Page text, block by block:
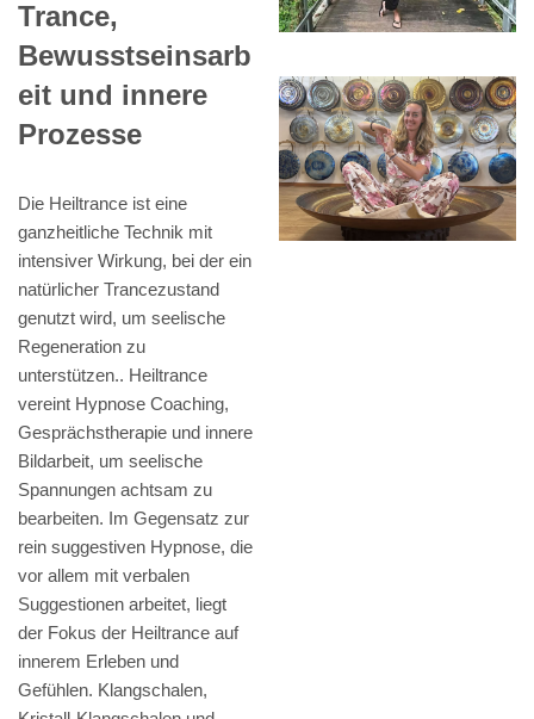
Trance,
Bewusstseinsarb
eit und innere
Prozesse
Die Heiltrance ist eine
ganzheitliche Technik mit
intensiver Wirkung, bei der ein
natürlicher Trancezustand
genutzt wird, um seelische
Regeneration zu
unterstützen.. Heiltrance
vereint Hypnose Coaching,
Gesprächstherapie und innere
Bildarbeit, um seelische
Spannungen achtsam zu
bearbeiten. Im Gegensatz zur
rein suggestiven Hypnose, die
vor allem mit verbalen
Suggestionen arbeitet, liegt
der Fokus der Heiltrance auf
innerem Erleben und
Gefühlen. Klangschalen,